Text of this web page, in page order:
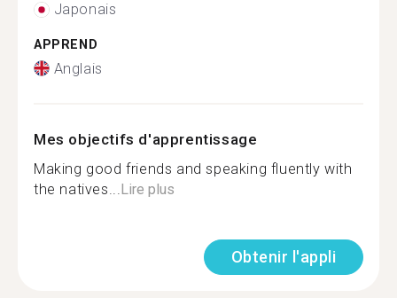
Japonais
APPREND
Anglais
Mes objectifs d'apprentissage
Making good friends and speaking fluently with
the natives... Lire plus
Obtenir l'appli